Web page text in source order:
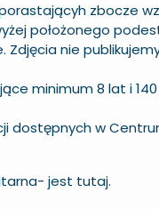
zbocze
położonego
Zdjęcia nie
minimum 8 lat i
dostępnych w
jest tutaj.